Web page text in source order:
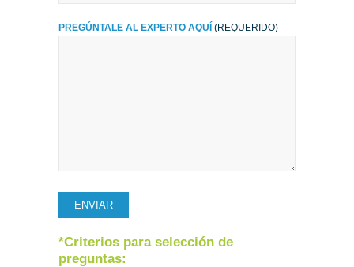
PREGÚNTALE AL EXPERTO AQUÍ (REQUERIDO)
*Criterios para selección de
preguntas: